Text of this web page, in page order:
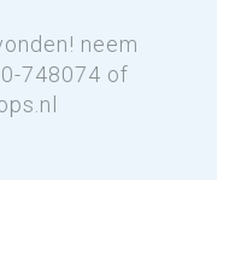
neem
748074 of